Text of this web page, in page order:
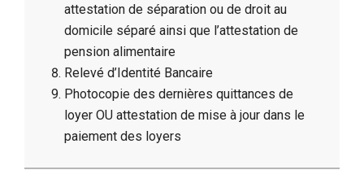
attestation de séparation ou de droit au
domicile séparé ainsi que l’attestation de
pension alimentaire
Relevé d’Identité Bancaire
Photocopie des dernières quittances de
loyer OU attestation de mise à jour dans le
paiement des loyers
2014-